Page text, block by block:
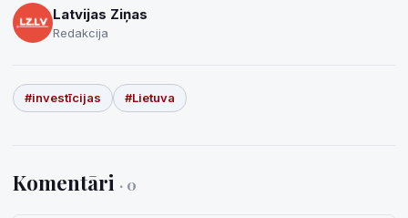
Latvijas Ziņas
Redakcija
#investīcijas #Lietuva
Komentāri · 0